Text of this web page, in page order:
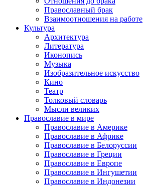
Православный брак
Взаимоотношения на работе
Культура
Архитектура
Литература
Иконопись
Музыка
Изобразительное искусство
Кино
Театр
Толковый словарь
Мысли великих
Православие в мире
Православие в Америке
Православие в Африке
Православие в Белоруссии
Православие в Греции
Православие в Европе
Православие в Ингушетии
Православие в Индонезии